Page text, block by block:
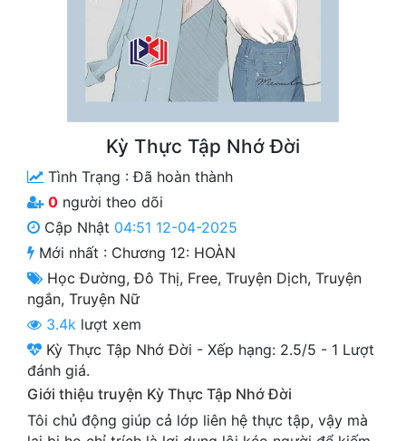
Truyện Nhập Môn
Cung Đấu
Cạnh Kỹ
Cổ Tiên Hiệp
Cổ Đại
Du Hí
Dã Sử
Dị Giới
Kỳ Thực Tập Nhớ Đời
Tình Trạng :Đã hoàn thành
0 người theo dõi
Cập Nhật 04:51 12-04-2025
Mới nhất : Chương 12: HOÀN
Học Đường,Đô Thị, Free, Truyện Dịch, Truyện
ngắn, Truyện Nữ
3.4k lượt xem
Kỳ Thực Tập Nhớ Đời - Xếp hạng: 2.5/5 - 1 Lượt
đánh giá.
Giới thiệu truyện Kỳ Thực Tập Nhớ Đời
Tôi chủ động giúp cả lớp liên hệ thực tập, vậy mà